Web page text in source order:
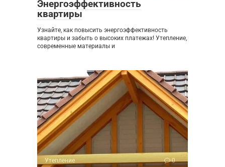
Энергоэффективность
квартиры
Узнайте, как повысить энергоэффективность
квартиры и забыть о высоких платежах! Утепление,
современные материалы и
Утепление 0